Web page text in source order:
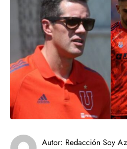
Autor: Redacción Soy